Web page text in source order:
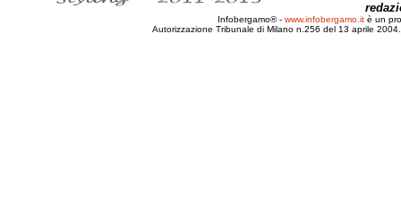
Infobergamo® - www.infobergamo.it è un
Autorizzazione Tribunale di Milano n.256 del 13 aprile